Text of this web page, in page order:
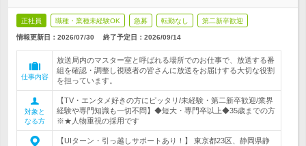
正社員 職種・業種未経験OK 急募 転勤なし 第二新卒歓迎
情報更新日：2026/07/30 終了予定日： 2026/09/14
仕事内容
放送局内のマスター室と呼ばれる場所でのお仕事で、放送する番
組を確認・調整し視聴者の皆さんに放送をお届けする大切な役割
を担っています。
対象と
なる方
【TV・エンタメ好きの方にピッタリ/未経験・第二新卒歓迎/業界
経験や専門知識も一切不問】◆短大・専門卒以上◆35歳までの方
※★人物重視の採用です
【UIターン・引っ越しサポートあり！】 東京都23区、静岡県静